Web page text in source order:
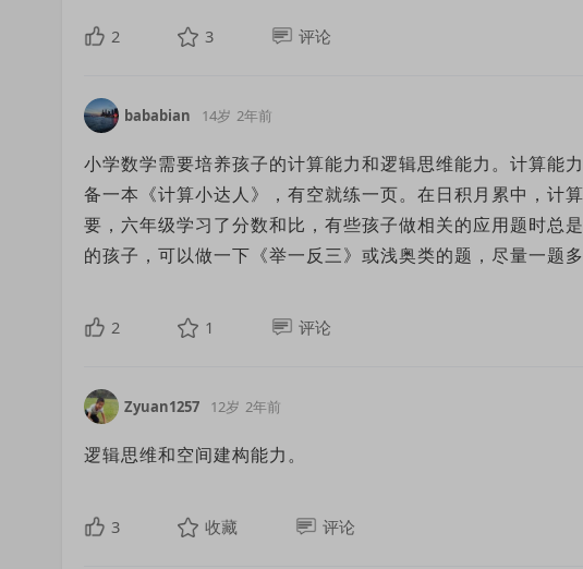
2 3 评论
bababian 14岁 2年前
小学数学需要培养孩子的计算能力和逻辑思维能力。计算能
备一本《计算小达人》，有空就练一页。在日积月累中，计
要，六年级学习了分数和比，有些孩子做相关的应用题时总
的孩子，可以做一下《举一反三》或浅奥类的题，尽量一题
2 1 评论
Zyuan1257 12岁 2年前
逻辑思维和空间建构能力。
3 收藏 评论